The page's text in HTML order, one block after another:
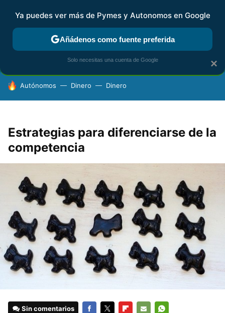
FISCALIDAD Y CONTABILIDAD KIT DIGITAL RENTA
HOY SE HABLA DE
Autónomos Dinero Dinero
Estrategias para diferenciarse de la
competencia
Sin comentarios
×
Ya puedes ver más de Pymes y Autonomos en Google
Añádenos como fuente preferida
Solo necesitas una cuenta de Google